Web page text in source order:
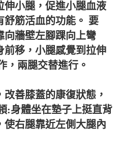
伸小腿，促進小腿血液
舒筋活血的功能。 要
向牆壁左腳踝向上彎
前移，小腿感覺到拉伸
，兩腿交替進行。
善膝蓋的康復狀態，
:身體坐在墊子上挺直背
使右腿靠近左側大腿內